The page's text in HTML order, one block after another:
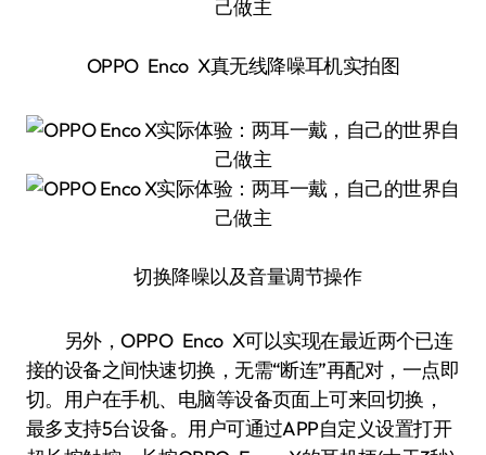
OPPO Enco X真无线降噪耳机实拍图
切换降噪以及音量调节操作
另外，OPPO Enco X可以实现在最近两个已连
接的设备之间快速切换，无需“断连”再配对，一点即
切。用户在手机、电脑等设备页面上可来回切换，
最多支持5台设备。用户可通过APP自定义设置打开